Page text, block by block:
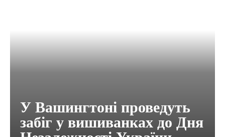
У Вашингтоні проведуть
забіг у вишиванках до Дня